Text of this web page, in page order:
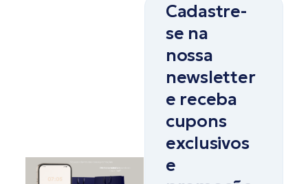
Cadastre-
se na
nossa
newsletter
e receba
cupons
exclusivos
e